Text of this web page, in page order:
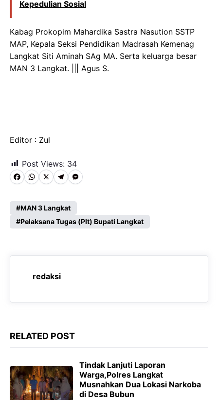
Kepedulian Sosial
Kabag Prokopim Mahardika Sastra Nasution SSTP
MAP, Kepala Seksi Pendidikan Madrasah Kemenag
Langkat Siti Aminah SAg MA. Serta keluarga besar
MAN 3 Langkat. ||| Agus S.
Editor : Zul
Post Views: 34
F
c
e
o
W
a
t
A
p
X T
l
e
r
a
M
s
s
n
r
MAN 3 Langkat
Pelaksana Tugas (Plt) Bupati Langkat
redaksi
RELATED POST
Tindak Lanjuti Laporan
Warga,Polres Langkat
Musnahkan Dua Lokasi Narkoba
di Desa Bubun